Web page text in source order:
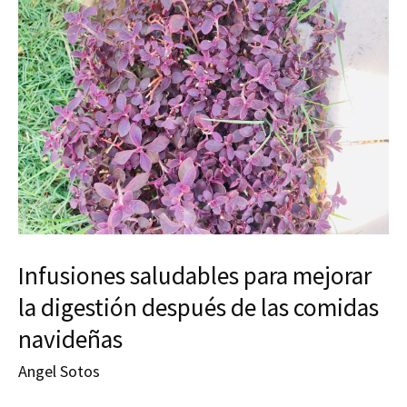
Infusiones saludables para mejorar
la digestión después de las comidas
navideñas
Angel Sotos